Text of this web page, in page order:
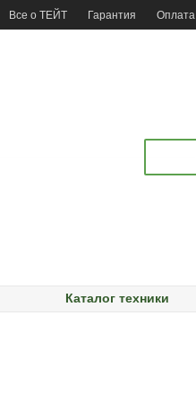
Все о ТЕЙТ Гарантия Оплата
Каталог техники